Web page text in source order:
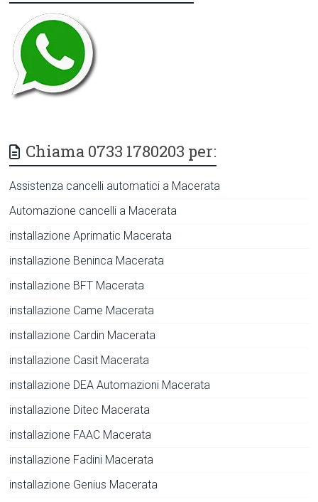
Chiama 0733 1780203 per:
Assistenza cancelli automatici a Macerata
Automazione cancelli a Macerata
installazione Aprimatic Macerata
installazione Beninca Macerata
installazione BFT Macerata
installazione Came Macerata
installazione Cardin Macerata
installazione Casit Macerata
installazione DEA Automazioni Macerata
installazione Ditec Macerata
installazione FAAC Macerata
installazione Fadini Macerata
installazione Genius Macerata